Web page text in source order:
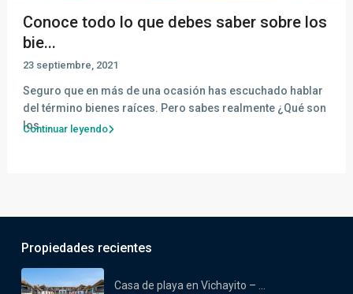
Conoce todo lo que debes saber sobre los
bie...
23 septiembre, 2021
Seguro que en más de una ocasión has escuchado hablar
del término bienes raíces. Pero sabes realmente ¿Qué son
los...
Continuar leyendo
Propiedades recientes
Casa de playa en Vichayito – ...